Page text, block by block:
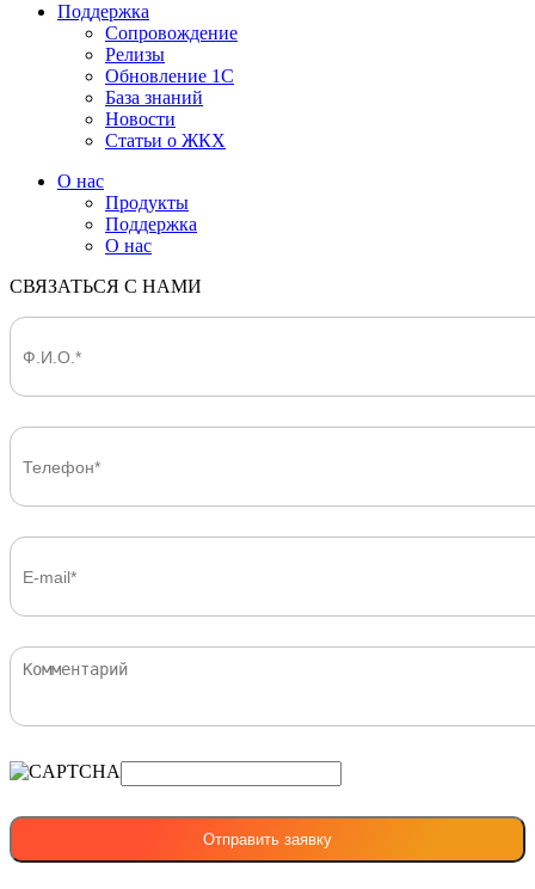
Поддержка
Сопровождение
Релизы
Обновление 1С
База знаний
Новости
Статьи о ЖКХ
О нас
Продукты
Поддержка
О нас
СВЯЗАТЬСЯ С НАМИ